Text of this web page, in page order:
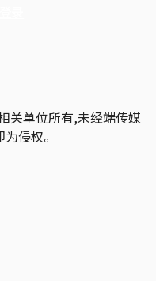
关单位所有,未经端传媒
侵权。